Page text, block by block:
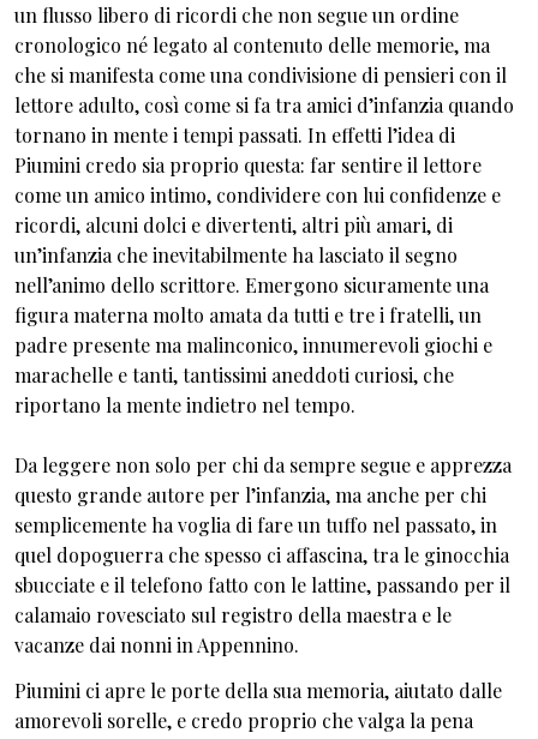
un flusso libero di ricordi che non segue un ordine
cronologico né legato al contenuto delle memorie, ma
che si manifesta come una condivisione di pensieri con il
lettore adulto, così come si fa tra amici d’infanzia quando
tornano in mente i tempi passati. In effetti l’idea di
Piumini credo sia proprio questa: far sentire il lettore
come un amico intimo, condividere con lui confidenze e
ricordi, alcuni dolci e divertenti, altri più amari, di
un’infanzia che inevitabilmente ha lasciato il segno
nell’animo dello scrittore. Emergono sicuramente una
figura materna molto amata da tutti e tre i fratelli, un
padre presente ma malinconico, innumerevoli giochi e
marachelle e tanti, tantissimi aneddoti curiosi, che
riportano la mente indietro nel tempo.
Da leggere non solo per chi da sempre segue e apprezza
questo grande autore per l’infanzia, ma anche per chi
semplicemente ha voglia di fare un tuffo nel passato, in
quel dopoguerra che spesso ci affascina, tra le ginocchia
sbucciate e il telefono fatto con le lattine, passando per il
calamaio rovesciato sul registro della maestra e le
vacanze dai nonni in Appennino.
Piumini ci apre le porte della sua memoria, aiutato dalle
amorevoli sorelle, e credo proprio che valga la pena